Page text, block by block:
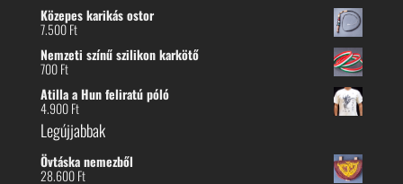
Közepes karikás ostor
7.500Ft
Nemzeti színű szilikon karkötő
700Ft
Atilla a Hun feliratú póló
4.900Ft
Legújjabbak
Övtáska nemezből
28.600Ft